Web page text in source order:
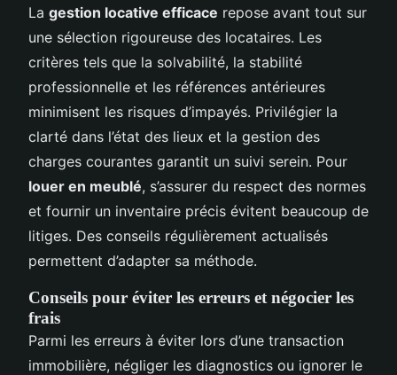
La gestion locative efficace repose avant tout sur
une sélection rigoureuse des locataires. Les
critères tels que la solvabilité, la stabilité
professionnelle et les références antérieures
minimisent les risques d’impayés. Privilégier la
clarté dans l’état des lieux et la gestion des
charges courantes garantit un suivi serein. Pour
louer en meublé, s’assurer du respect des normes
et fournir un inventaire précis évitent beaucoup de
litiges. Des conseils régulièrement actualisés
permettent d’adapter sa méthode.
Conseils pour éviter les erreurs et négocier les
frais
Parmi les erreurs à éviter lors d’une transaction
immobilière, négliger les diagnostics ou ignorer le